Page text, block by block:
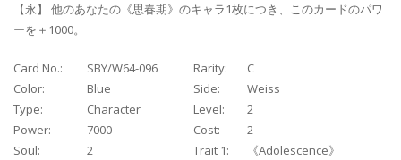
【永】 他のあなたの《思春期》のキャラ1枚につき、このカードのパワ
ーを＋1000。
Card No.: SBY/W64-096 Rarity:
C
Color:
Blue Side:
Weiss
Type:
Character Level:
2
Power:
7000 Cost:
2
Soul:
2 Trait 1:
《Adolescence》